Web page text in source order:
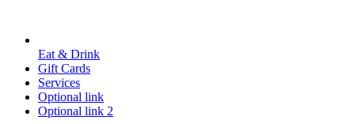
Eat & Drink
Gift Cards
Services
Optional link
Optional link 2